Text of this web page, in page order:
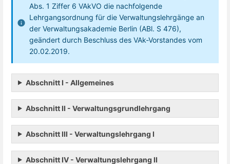
Abs. 1 Ziffer 6 VAkVO die nachfolgende
Lehrgangsordnung für die Verwaltungslehrgänge an
der Verwaltungsakademie Berlin (ABl. S 476),
geändert durch Beschluss des VAk-Vorstandes vom
20.02.2019.
Abschnitt I - Allgemeines
Abschnitt II - Verwaltungsgrundlehrgang
Abschnitt III - Verwaltungslehrgang I
Abschnitt IV - Verwaltungslehrgang II